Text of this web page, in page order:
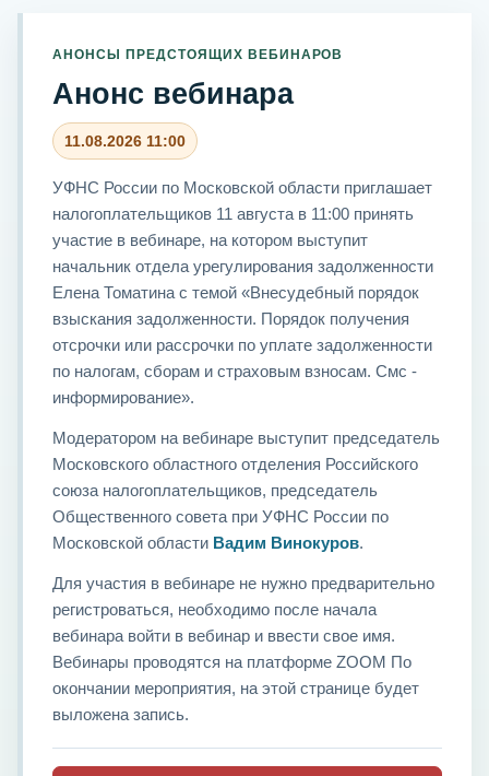
АНОНСЫ ПРЕДСТОЯЩИХ ВЕБИНАРОВ
Анонс вебинара
11.08.2026 11:00
УФНС России по Московской области приглашает
налогоплательщиков 11 августа в 11:00 принять
участие в вебинаре, на котором выступит
начальник отдела урегулирования задолженности
Елена Томатина с темой «Внесудебный порядок
взыскания задолженности. Порядок получения
отсрочки или рассрочки по уплате задолженности
по налогам, сборам и страховым взносам. Смс -
информирование».
Модератором на вебинаре выступит председатель
Московского областного отделения Российского
союза налогоплательщиков, председатель
Общественного совета при УФНС России по
Московской области Вадим Винокуров.
Для участия в вебинаре не нужно предварительно
регистроваться, необходимо после начала
вебинара войти в вебинар и ввести свое имя.
Вебинары проводятся на платформе ZOOM По
окончании мероприятия, на этой странице будет
выложена запись.